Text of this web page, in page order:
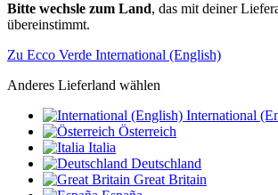
Bitte wechsle zum Land, das mit deiner
übereinstimmt.
Zu Ecco Verde International (English)
Anderes Lieferland wählen
International
Österreich
Italia
Deutschland
Great Britain